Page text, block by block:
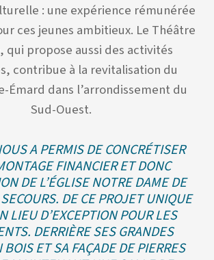
: une expérience rémunérée
ces jeunes ambitieux. Le Théâtre
qui propose aussi des activités
contribue à la revitalisation du
Émard dans l’arrondissement du
Sud-Ouest.
A PERMIS DE CONCRÉTISER
FINANCIER ET DONC
DE L’ÉGLISE NOTRE DAME DE
DE CE PROJET UNIQUE
LIEU D’EXCEPTION POUR LES
DERRIÈRE SES GRANDES
BOIS ET SA FAÇADE DE PIERRES